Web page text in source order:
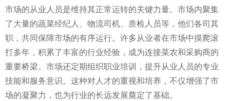
市场的从业人员是维持其正常运转的关键力量。市场内聚集
了大量的蔬菜经纪人、物流司机、质检人员等，他们各司其
职，共同保障市场的有序运行。许多从业者在市场中摸爬滚
打多年，积累了丰富的行业经验，成为连接菜农和采购商的
重要桥梁。市场还定期组织职业培训，提升从业人员的专业
技能和服务意识。这种对人才的重视和培养，不仅增强了市
场的凝聚力，也为行业的长远发展奠定了基础。